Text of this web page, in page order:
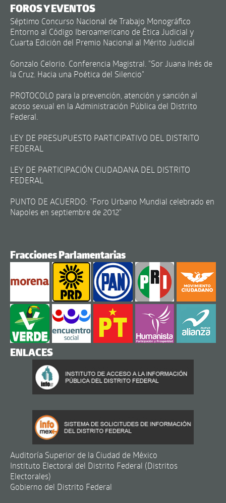
FOROS Y EVENTOS
Séptimo Concurso Nacional de Trabajo Monográfico
Entorno al Código Iberoamericano de Ética Judicial y
Cuarta Edición del Premio Nacional al Mérito Judicial
Gonzalo Celorio. Conferencia Magistral. "Sor Juana Inés de
la Cruz. Hacia una Poética del Silencio"
PROTOCOLO para la prevención, atención y sanción al
acoso sexual en la Administración Pública del Distrito
Federal.
LEY DE PRESUPUESTO PARTICIPATIVO DEL DISTRITO
FEDERAL
LEY DE PARTICIPACIÓN CIUDADANA DEL DISTRITO
FEDERAL
PUNTO DE ACUERDO: "Foro Urbano Mundial celebrado en
Napoles en septiembre de 2012"
Fracciones Parlamentarias
ENLACES
Auditoría Superior de la Ciudad de México
Instituto Electoral del Distrito Federal (Distritos
Electorales)
Gobierno del Distrito Federal